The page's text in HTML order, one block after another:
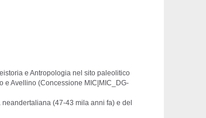
e Antropologia nel sito paleolitico
e Avellino (Concessione MIC|MIC_DG-
(47-43 mila anni fa) e del